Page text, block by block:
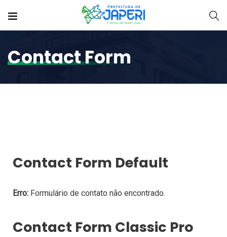
Contact Form
Contact Form Default
Erro: Formulário de contato não encontrado.
Contact Form Classic Pro